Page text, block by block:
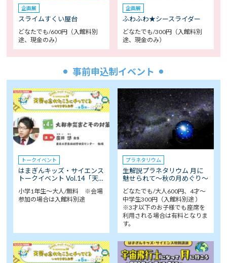
企画展
スライムすくい屋台
どなたでも/600円（入館料別
途、現金のみ）
企画展
ふわふわ★シースライダー
どなたでも/300円（入館料別
途、現金のみ）
事前申込制イベント
トークイベント
はまぎんキッズ・サイエンス
トークイベント Vol.14「天…
小学1年生～大人/無料 ※会場
参加の場合は入館料別途
プラネタリウム
生解説プラネタリウム 月に
魅せられて～秋の月めぐり～
どなたでも/大人600円、4才～
中学生300円（入館料別途 ）
※3才以下のお子様でも座席を
利用される場合は有料となりま
す。